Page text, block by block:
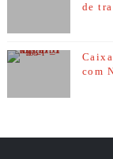
de
com